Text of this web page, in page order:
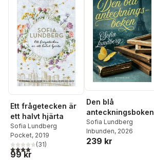
Ett frågetecken är
ett halvt hjärta
Sofia Lundberg
Pocket, 2019
4,1utav 5 stjärnor. Totalt antal röster:
(31)
99 kr
Den blå
anteckningsboken
Sofia Lundberg
Inbunden, 2026
239 kr